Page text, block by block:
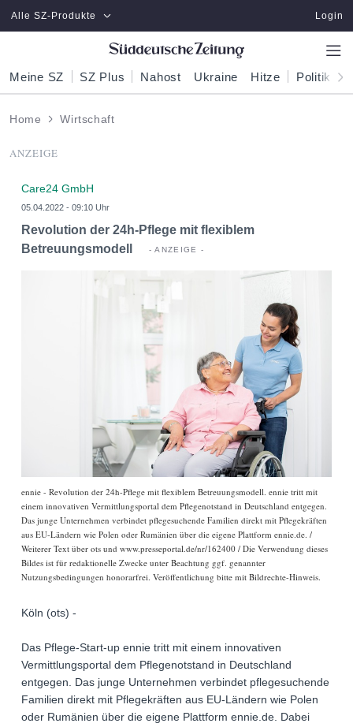
Zum Hauptinhalt springen
Alle SZ-Produkte Login
Meine SZ SZ Plus Nahost Ukraine Hitze Politik
Home Wirtschaft
ANZEIGE
Care24 GmbH
05.04.2022 - 09:10 Uhr
Revolution der 24h-Pflege mit flexiblem
Betreuungsmodell
ennie - Revolution der 24h-Pflege mit flexiblem Betreuungsmodell. ennie tritt mit
einem innovativen Vermittlungsportal dem Pflegenotstand in Deutschland entgegen.
Das junge Unternehmen verbindet pflegesuchende Familien direkt mit Pflegekräften
aus EU-Ländern wie Polen oder Rumänien über die eigene Plattform ennie.de. /
Weiterer Text über ots und www.presseportal.de/nr/162400 / Die Verwendung dieses
Bildes ist für redaktionelle Zwecke unter Beachtung ggf. genannter
Nutzungsbedingungen honorarfrei. Veröffentlichung bitte mit Bildrechte-Hinweis.
Köln (ots) -
Das Pflege-Start-up ennie tritt mit einem innovativen
Vermittlungsportal dem Pflegenotstand in Deutschland
entgegen. Das junge Unternehmen verbindet pflegesuchende
Familien direkt mit Pflegekräften aus EU-Ländern wie Polen
oder Rumänien über die eigene Plattform ennie.de. Dabei